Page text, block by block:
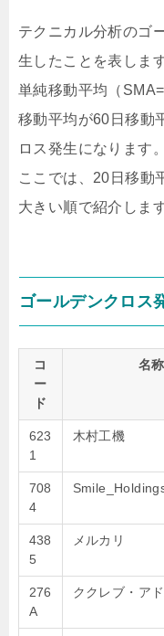
テクニカル分析のゴ
生したことを表します
単純移動平均（
移動平均が60日移動
ロス発生になります。
ここでは、20日移動
大きい順で紹介します
ゴールデンクロス
コ
ー
ド
名称
623
1
木村工機
708
4
438
5
メルカリ
276
A
ククレブ・ア